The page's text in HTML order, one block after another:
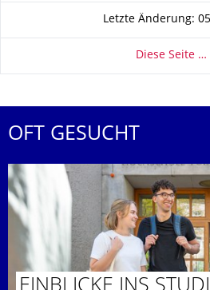
Letzte Änderung:
Diese Seite …
OFT GESUCHT